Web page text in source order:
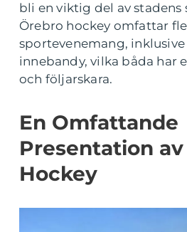
bli en viktig del av
Örebro hockey omfattar
sportevenemang,
innebandy, vilka båda har
och följarskara.
En Omfattande
Presentation
Hockey